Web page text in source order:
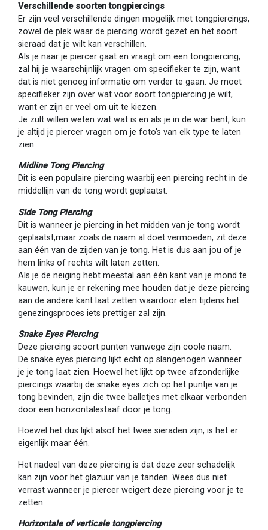
Verschillende soorten tongpiercings
Er zijn veel verschillende dingen mogelijk met tongpiercings,
zowel de plek waar de piercing wordt gezet en het soort
sieraad dat je wilt kan verschillen.
Als je naar je piercer gaat en vraagt om een tongpiercing,
zal hij je waarschijnlijk vragen om specifieker te zijn, want
dat is niet genoeg informatie om verder te gaan. Je moet
specifieker zijn over wat voor soort tongpiercing je wilt,
want er zijn er veel om uit te kiezen.
Je zult willen weten wat wat is en als je in de war bent, kun
je altijd je piercer vragen om je foto's van elk type te laten
zien.
Midline Tong Piercing
Dit is een populaire piercing waarbij een piercing recht in de
middellijn van de tong wordt geplaatst.
Side Tong Piercing
Dit is wanneer je piercing in het midden van je tong wordt
geplaatst,maar zoals de naam al doet vermoeden, zit deze
aan één van de zijden van je tong. Het is dus aan jou of je
hem links of rechts wilt laten zetten.
Als je de neiging hebt meestal aan één kant van je mond te
kauwen, kun je er rekening mee houden dat je deze piercing
aan de andere kant laat zetten waardoor eten tijdens het
genezingsproces iets prettiger zal zijn.
Snake Eyes Piercing
Deze piercing scoort punten vanwege zijn coole naam.
De snake eyes piercing lijkt echt op slangenogen wanneer
je je tong laat zien. Hoewel het lijkt op twee afzonderlijke
piercings waarbij de snake eyes zich op het puntje van je
tong bevinden, zijn die twee balletjes met elkaar verbonden
door een horizontalestaaf door je tong.
Hoewel het dus lijkt alsof het twee sieraden zijn, is het er
eigenlijk maar één.
Het nadeel van deze piercing is dat deze zeer schadelijk
kan zijn voor het glazuur van je tanden. Wees dus niet
verrast wanneer je piercer weigert deze piercing voor je te
zetten.
Horizontale of verticale tongpiercing